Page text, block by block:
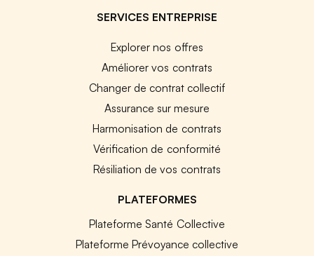
SERVICES ENTREPRISE
Explorer nos offres
Améliorer vos contrats
Changer de contrat collectif
Assurance sur mesure
Harmonisation de contrats
Vérification de conformité
Résiliation de vos contrats
PLATEFORMES
Plateforme Santé Collective
Plateforme Prévoyance collective